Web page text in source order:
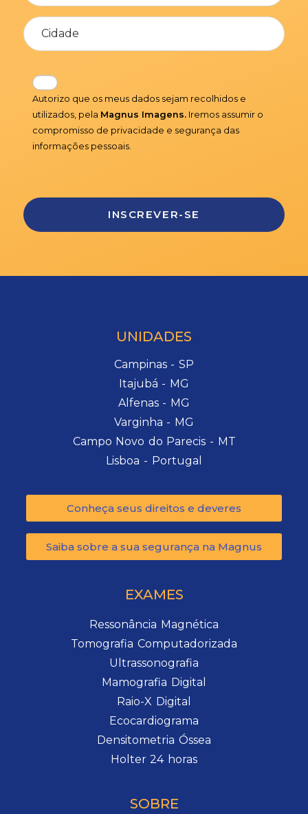
Autorizo que os meus dados sejam recolhidos e
utilizados, pela Magnus Imagens.Iremos assumir o
compromisso de privacidade e segurança das
informações pessoais.
UNIDADES
Campinas - SP
Itajubá - MG
Alfenas - MG
Varginha - MG
Campo Novo do Parecis - MT
Lisboa - Portugal
Conheça seus direitos e deveres
Saiba sobre a sua segurança na Magnus
EXAMES
Ressonância Magnética
Tomografia Computadorizada
Ultrassonografia
Mamografia Digital
Raio-X Digital
Ecocardiograma
Densitometria Óssea
Holter 24 horas
SOBRE